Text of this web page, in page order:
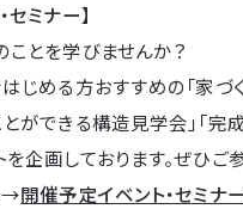
セミナー】
とを学びませんか？
じめる方おすすめの「家づく
ができる構造見学会」「完
企画しております。ぜひご
→開催予定イベント・セミナー